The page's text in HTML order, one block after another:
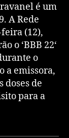
é um
A Rede
(12),
o ‘BBB 22‘
o
a emissora,
doses de
para a